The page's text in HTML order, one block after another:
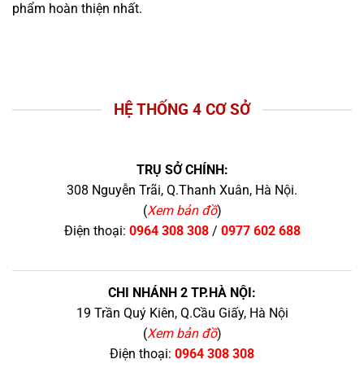
phẩm hoàn thiện nhất.
HỆ THỐNG 4 CƠ SỞ
TRỤ SỞ CHÍNH:
308 Nguyễn Trãi, Q.Thanh Xuân, Hà Nội.
(Xem bản đồ)
Điện thoại: 0964 308 308/ 0977 602 688
CHI NHÁNH 2 TP.HÀ NỘI:
19 Trần Quý Kiên, Q.Cầu Giấy, Hà Nội
(Xem bản đồ)
Điện thoại: 0964 308 308